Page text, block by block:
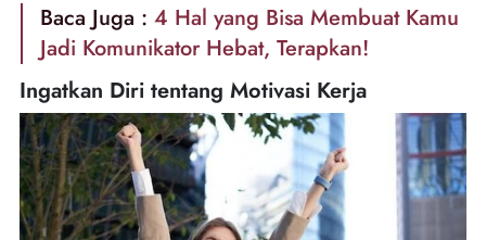
Baca Juga : 4 Hal yang Bisa Membuat Kamu
Jadi Komunikator Hebat, Terapkan!
Ingatkan Diri tentang Motivasi Kerja